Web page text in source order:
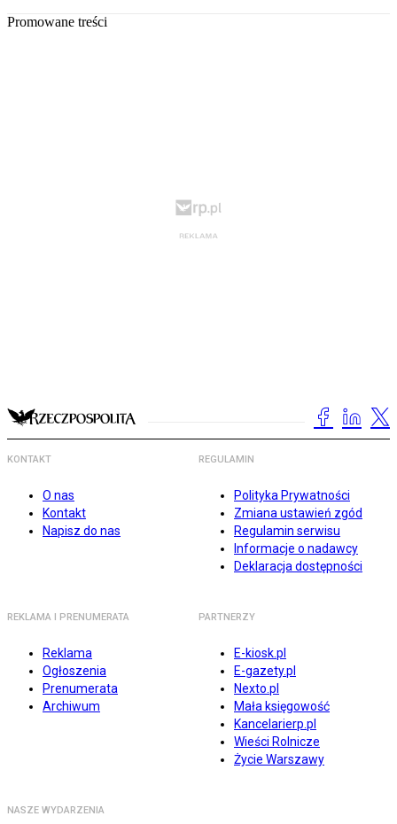
Promowane treści
KONTAKT
O nas
Kontakt
Napisz do nas
REGULAMIN
Polityka Prywatności
Zmiana ustawień zgód
Regulamin serwisu
Informacje o nadawcy
Deklaracja dostępności
REKLAMA I PRENUMERATA
Reklama
Ogłoszenia
Prenumerata
Archiwum
PARTNERZY
E-kiosk.pl
E-gazety.pl
Nexto.pl
Mała księgowość
Kancelarierp.pl
Wieści Rolnicze
Życie Warszawy
NASZE WYDARZENIA